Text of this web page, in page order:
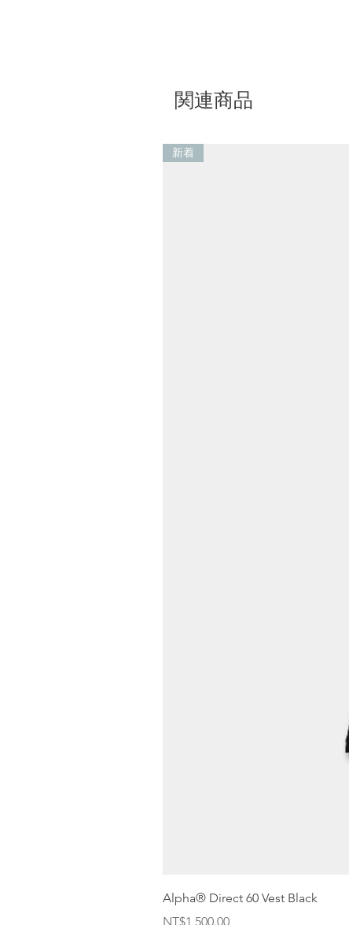
関連商品
新着
Alpha® Direct 60 Vest Black
価格
NT$1,500.00